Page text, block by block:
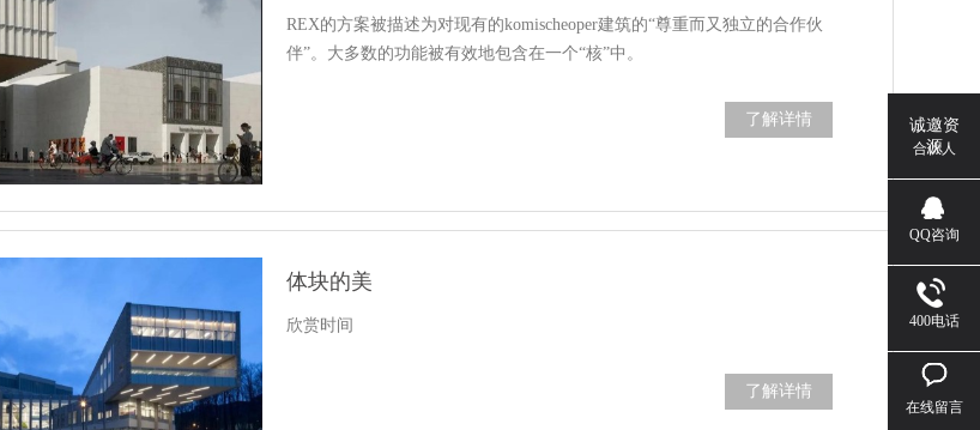
REX的方案被描述为对现有的komischeoper建筑的“尊重而又独立的合作伙
伴”。大多数的功能被有效地包含在一个“核”中。
了解详情
体块的美
欣赏时间
了解详情
诚邀资
源
合伙人
QQ咨询
400电话
在线留言